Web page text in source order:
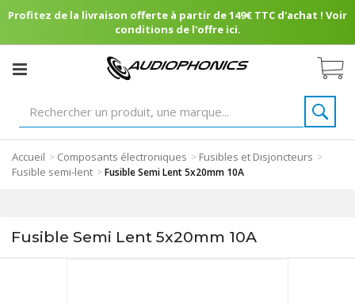
Profitez de la livraison offerte à partir de 149€ TTC d'achat ! Voir
conditions de l'offre ici.
Accueil > Composants électroniques > Fusibles et Disjoncteurs >
Fusible semi-lent >Fusible Semi Lent 5x20mm 10A
Fusible Semi Lent 5x20mm 10A